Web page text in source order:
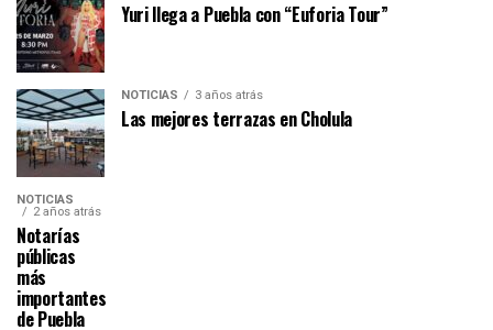
Yuri llega a Puebla con “Euforia Tour”
NOTICIAS 3 años atrás
Las mejores terrazas en Cholula
NOTICIAS
2 años atrás
Notarías
públicas
más
importantes
de Puebla